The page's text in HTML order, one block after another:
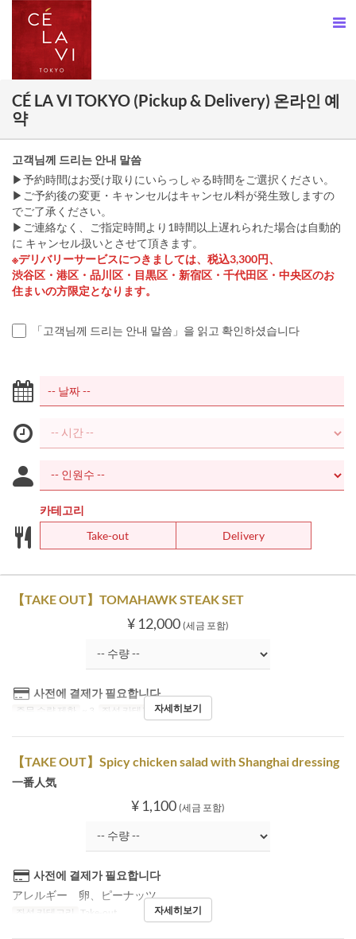
CÉ LA VI TOKYO (Pickup & Delivery) 온라인 예
약
고객님께 드리는 안내 말씀
▶予約時間はお受け取りにいらっしゃる時間をご選択ください。
▶ご予約後の変更・キャンセルはキャンセル料が発生致しますの
でご了承ください。
▶ご連絡なく、ご指定時間より1時間以上遅れられた場合は自動的
に キャンセル扱いとさせて頂きます。
※デリバリーサービスにつきましては、税込3,300円、
渋谷区・港区・品川区・目黒区・新宿区・千代田区・中央区のお
住まいの方限定となります。
「고객님께 드리는 안내 말씀」을 읽고 확인하셨습니다
카테고리
Take-out
Delivery
【TAKE OUT】TOMAHAWK STEAK SET
¥ 12,000 (세금 포함)
사전에 결제가 필요합니다
주문 수량 제한 ~ 3 좌석 카테고리 Take-out
자세히보기
【TAKE OUT】Spicy chicken salad with Shanghai dressing
一番人気
¥ 1,100 (세금 포함)
사전에 결제가 필요합니다
アレルギー 卵、ピーナッツ
좌석 카테고리 Take-out 자세히보기